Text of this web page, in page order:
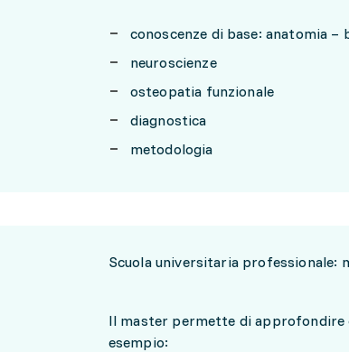
conoscenze di base: anatomia
neuroscienze
osteopatia funzionale
diagnostica
metodologia
Scuola universitaria professionale:
Il master permette di approfondire
esempio: